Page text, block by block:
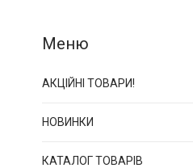
АКЦІЙНІ ТОВАРИ!
НОВИНКИ
КАТАЛОГ ТОВАРІВ